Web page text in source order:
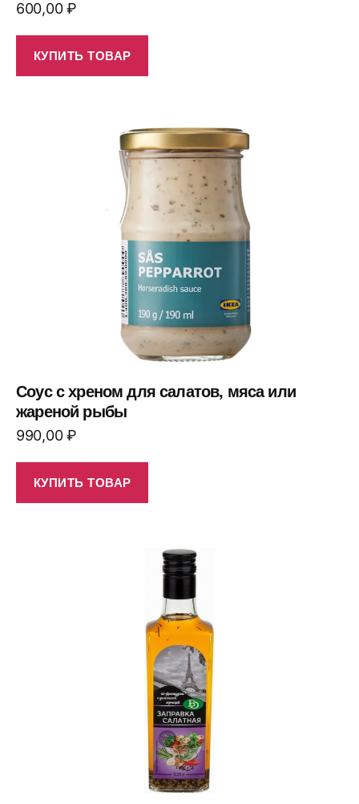
600,00₽
КУПИТЬ ТОВАР
Соус с хреном для салатов, мяса или
жареной рыбы
990,00₽
КУПИТЬ ТОВАР